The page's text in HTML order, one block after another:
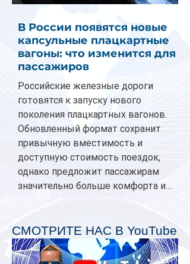
В России появятся новые
капсульные плацкартные
вагоны: что изменится для
пассажиров
Российские железные дороги
готовятся к запуску нового
поколения плацкартных вагонов.
Обновленный формат сохранит
привычную вместимость и
доступную стоимость поездок,
однако предложит пассажирам
значительно больше комфорта и
планируется начать в 2027 году.
Одним из главных нововведений
станут индивидуальные шторки у
СМОТРИТЕ НАС В YouTube